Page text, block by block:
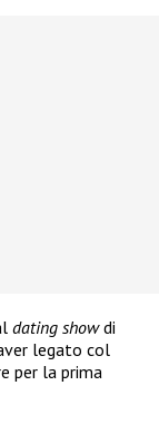
dating showdi
legato col
per la prima